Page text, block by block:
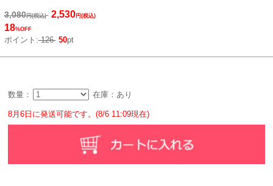
3,080円(税込) 2,530円(税込)
18%OFF
ポイント:126 50pt
数量： 在庫：あり
8月6日に発送可能です。(8/6 11:09現在)